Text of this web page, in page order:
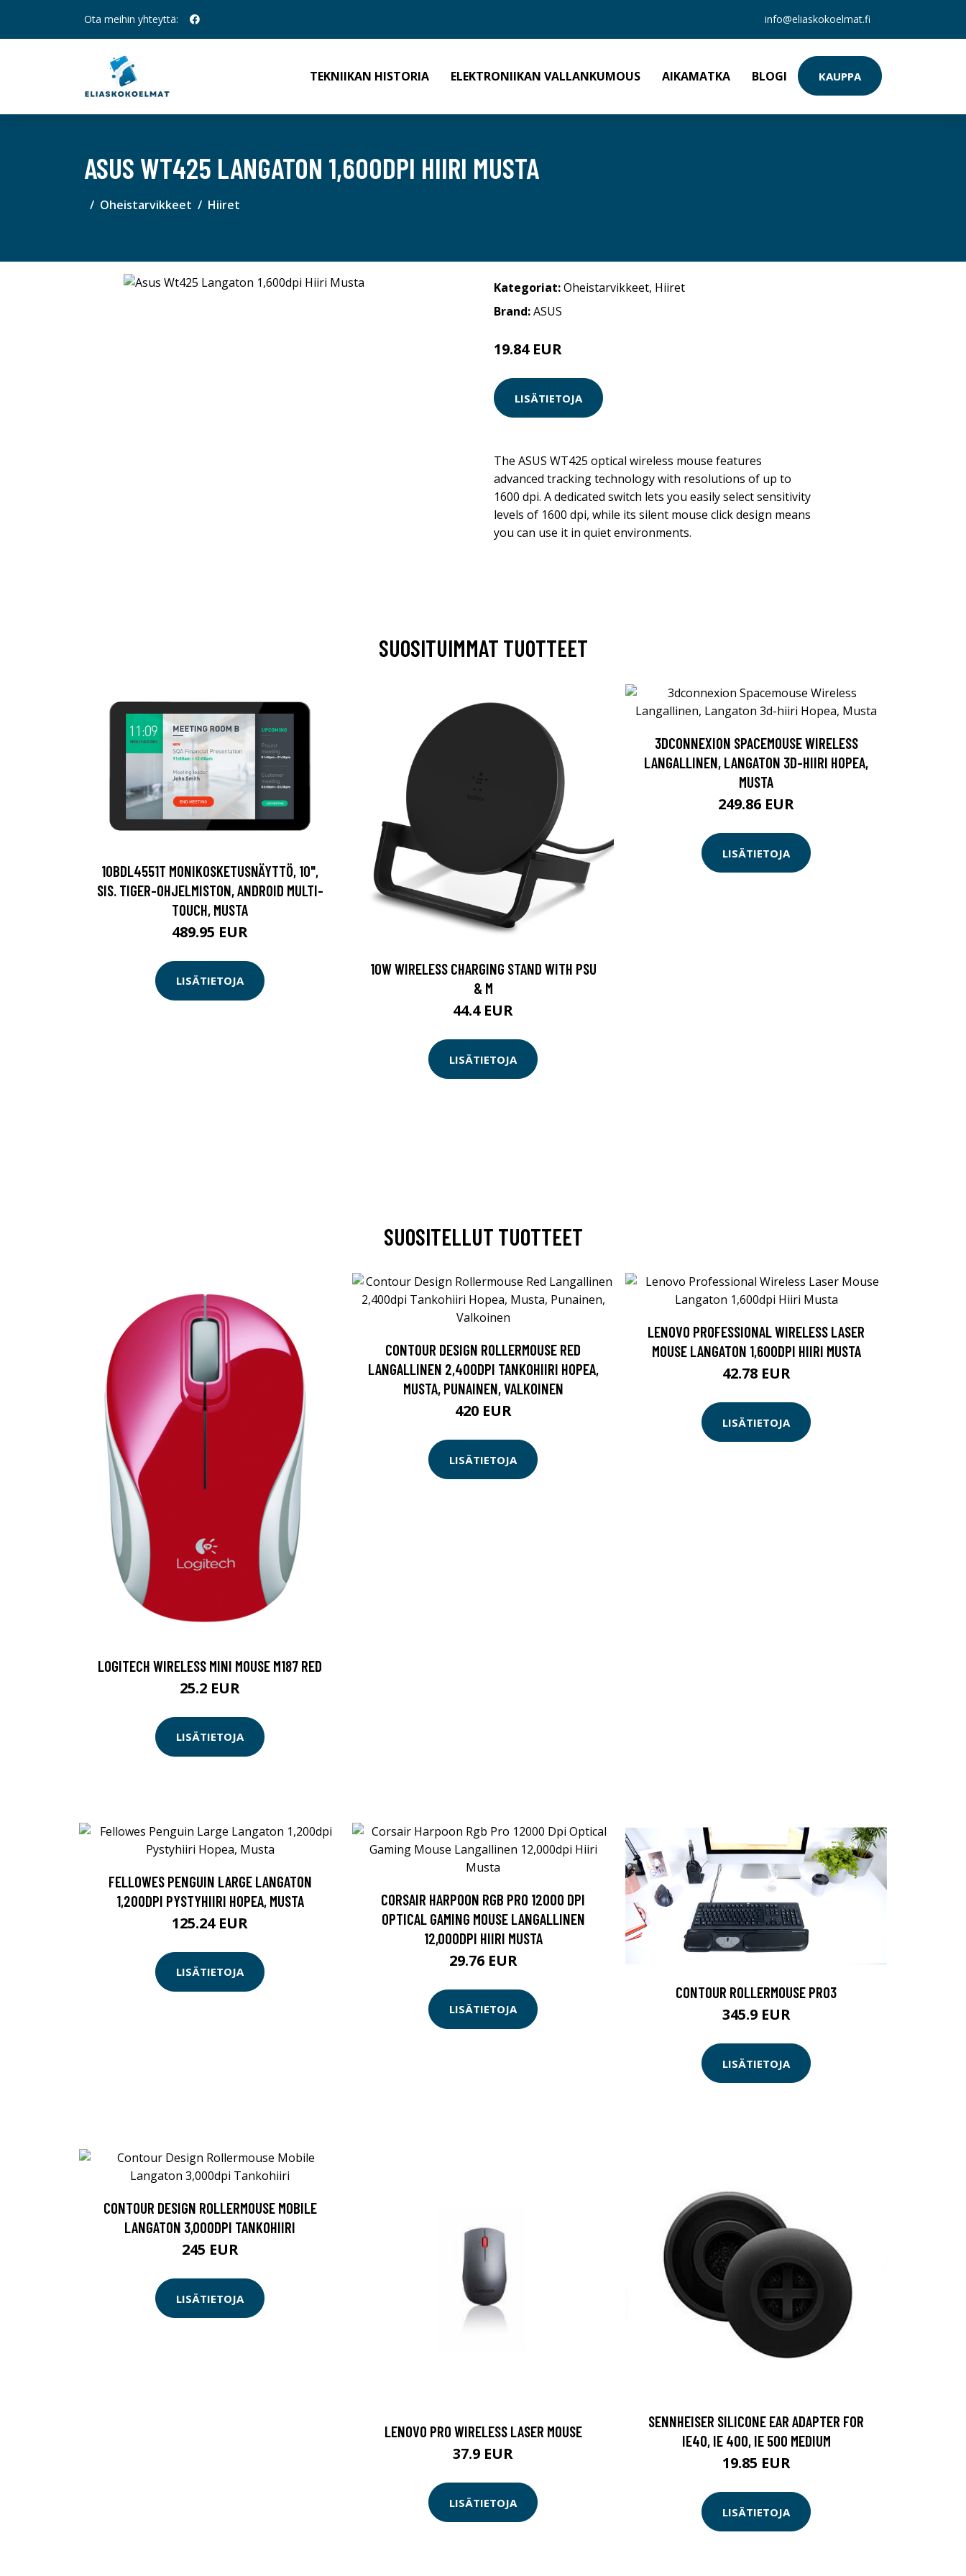
Ota meihin yhteyttä: info@eliaskokoelmat.fi
TEKNIIKAN HISTORIA ELEKTRONIIKAN VALLANKUMOUS AIKAMATKA BLOGI KAUPPA
ASUS WT425 LANGATON 1,600DPI HIIRI MUSTA
Oheistarvikkeet Hiiret
Kategoriat:Oheistarvikkeet, Hiiret
Brand:ASUS
19.84 EUR
LISÄTIETOJA
The ASUS WT425 optical wireless mouse features
advanced tracking technology with resolutions of up to
1600 dpi. A dedicated switch lets you easily select sensitivity
levels of 1600 dpi, while its silent mouse click design means
you can use it in quiet environments.
SUOSITUIMMAT TUOTTEET
10BDL4551T MONIKOSKETUSNÄYTTÖ, 10",
SIS. TIGER-OHJELMISTON, ANDROID MULTI-
TOUCH, MUSTA
489.95 EUR
LISÄTIETOJA
10W WIRELESS CHARGING STAND WITH PSU
& M
44.4 EUR
LISÄTIETOJA
3DCONNEXION SPACEMOUSE WIRELESS
LANGALLINEN, LANGATON 3D-HIIRI HOPEA,
MUSTA
249.86 EUR
LISÄTIETOJA
SUOSITELLUT TUOTTEET
LOGITECH WIRELESS MINI MOUSE M187 RED
25.2 EUR
LISÄTIETOJA
CONTOUR DESIGN ROLLERMOUSE RED
LANGALLINEN 2,400DPI TANKOHIIRI HOPEA,
MUSTA, PUNAINEN, VALKOINEN
420 EUR
LISÄTIETOJA
LENOVO PROFESSIONAL WIRELESS LASER
MOUSE LANGATON 1,600DPI HIIRI MUSTA
42.78 EUR
LISÄTIETOJA
FELLOWES PENGUIN LARGE LANGATON
1,200DPI PYSTYHIIRI HOPEA, MUSTA
125.24 EUR
LISÄTIETOJA
CORSAIR HARPOON RGB PRO 12000 DPI
OPTICAL GAMING MOUSE LANGALLINEN
12,000DPI HIIRI MUSTA
29.76 EUR
LISÄTIETOJA
CONTOUR ROLLERMOUSE PRO3
345.9 EUR
LISÄTIETOJA
CONTOUR DESIGN ROLLERMOUSE MOBILE
LANGATON 3,000DPI TANKOHIIRI
245 EUR
LISÄTIETOJA
LENOVO PRO WIRELESS LASER MOUSE
37.9 EUR
LISÄTIETOJA
SENNHEISER SILICONE EAR ADAPTER FOR
IE40, IE 400, IE 500 MEDIUM
19.85 EUR
LISÄTIETOJA